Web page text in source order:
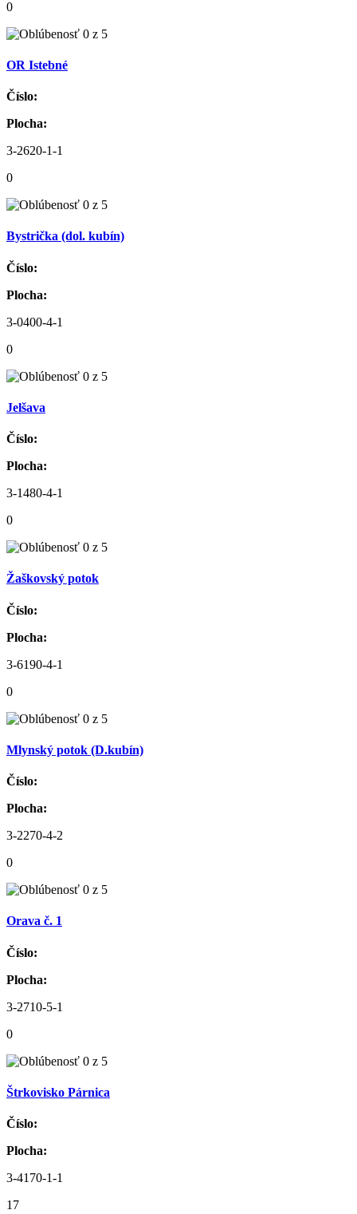
0
OR Istebné
Číslo:
Plocha:
3-2620-1-1
0
Bystrička (dol. kubín)
Číslo:
Plocha:
3-0400-4-1
0
Jelšava
Číslo:
Plocha:
3-1480-4-1
0
Žaškovský potok
Číslo:
Plocha:
3-6190-4-1
0
Mlynský potok (D.kubín)
Číslo:
Plocha:
3-2270-4-2
0
Orava č. 1
Číslo:
Plocha:
3-2710-5-1
0
Štrkovisko Párnica
Číslo:
Plocha:
3-4170-1-1
17